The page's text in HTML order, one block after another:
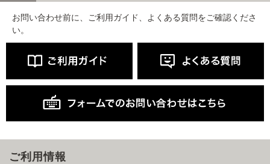
お問い合わせ前に、ご利用ガイド、よくある質問をご確認くださ
い。
ご利用情報